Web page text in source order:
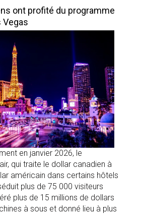
ont profité du programme
Vegas
en janvier 2026, le
qui traite le dollar canadien à
américain dans certains hôtels
plus de 75 000 visiteurs
plus de 15 millions de dollars
à sous et donné lieu à plus